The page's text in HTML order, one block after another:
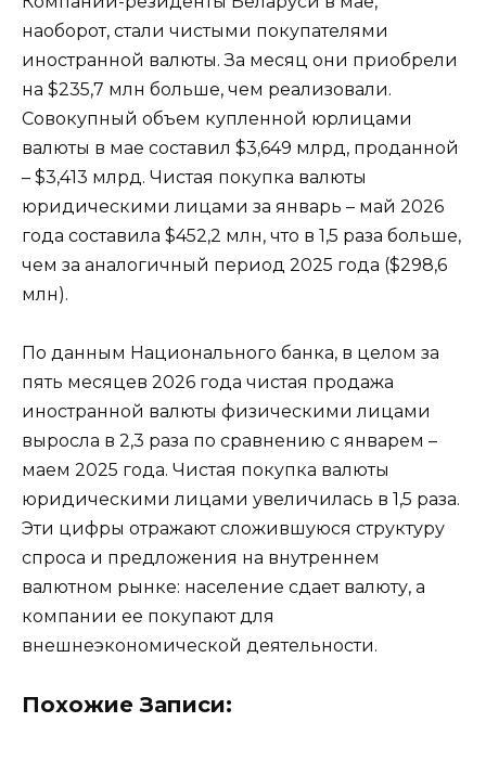
наоборот, стали чистыми покупателями
иностранной валюты. За месяц они приобрели
на $235,7 млн больше, чем реализовали.
Совокупный объем купленной юрлицами
валюты в мае составил $3,649 млрд, проданной
– $3,413 млрд. Чистая покупка валюты
юридическими лицами за январь – май 2026
года составила $452,2 млн, что в 1,5 раза больше,
чем за аналогичный период 2025 года ($298,6
млн).
По данным Национального банка, в целом за
пять месяцев 2026 года чистая продажа
иностранной валюты физическими лицами
выросла в 2,3 раза по сравнению с январем –
маем 2025 года. Чистая покупка валюты
юридическими лицами увеличилась в 1,5 раза.
Эти цифры отражают сложившуюся структуру
спроса и предложения на внутреннем
валютном рынке: население сдает валюту, а
компании ее покупают для
внешнеэкономической деятельности.
Похожие Записи: